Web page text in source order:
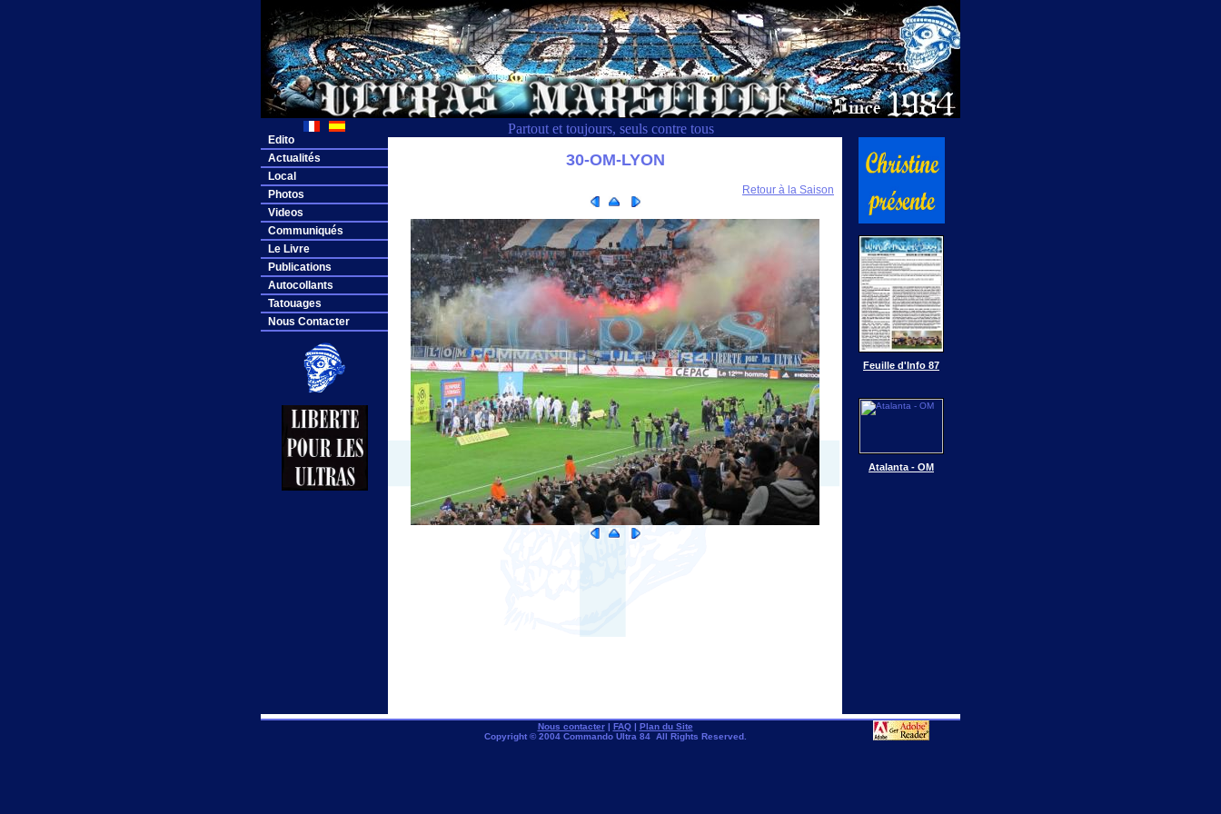
Partout et toujours, seuls contre tous
Edito
Actualités
Local
Photos
Videos
Communiqués
Le Livre
Publications
Autocollants
Tatouages
Nous Contacter
30-OM-LYON
Retour à la Saison
Feuille d'Info 87
Atalanta - OM
Nous contacter| FAQ| Plan du Site
Copyright © 2004 Commando Ultra 84 All Rights Reserved.